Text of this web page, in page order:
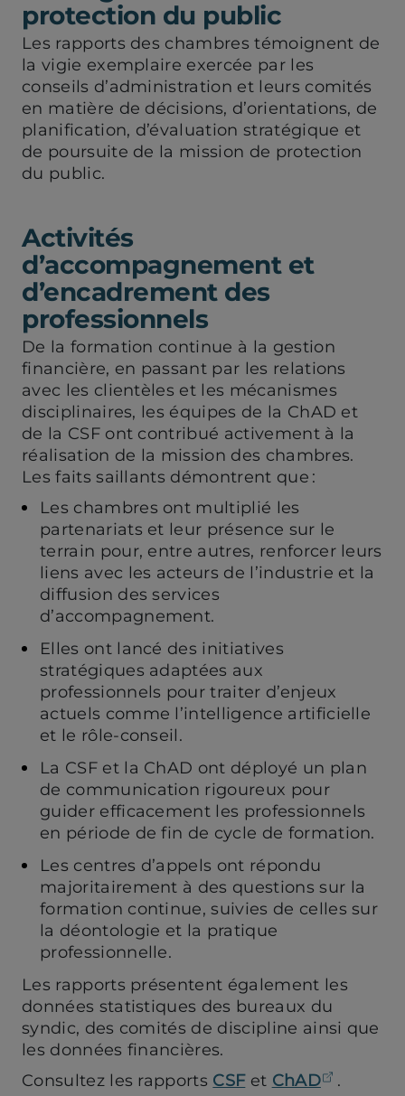
protection du public
Les rapports des chambres témoignent de
la vigie exemplaire exercée par les
conseils d’administration et leurs comités
en matière de décisions, d’orientations, de
planification, d’évaluation stratégique et
de poursuite de la mission de protection
du public.
Activités
d’accompagnement et
d’encadrement des
professionnels
De la formation continue à la gestion
financière, en passant par les relations
avec les clientèles et les mécanismes
disciplinaires, les équipes de la ChAD et
de la CSF ont contribué activement à la
réalisation de la mission des chambres.
Les faits saillants démontrent que :
Les chambres ont multiplié les
partenariats et leur présence sur le
terrain pour, entre autres, renforcer leurs
liens avec les acteurs de l’industrie et la
diffusion des services
d’accompagnement.
Elles ont lancé des initiatives
stratégiques adaptées aux
professionnels pour traiter d’enjeux
actuels comme l’intelligence artificielle
et le rôle-conseil.
La CSF et la ChAD ont déployé un plan
de communication rigoureux pour
guider efficacement les professionnels
en période de fin de cycle de formation.
Les centres d’appels ont répondu
majoritairement à des questions sur la
formation continue, suivies de celles sur
la déontologie et la pratique
professionnelle.
Les rapports présentent également les
données statistiques des bureaux du
syndic, des comités de discipline ainsi que
les données financières.
Consultez les rapports CSFet ChAD (ouvre
.